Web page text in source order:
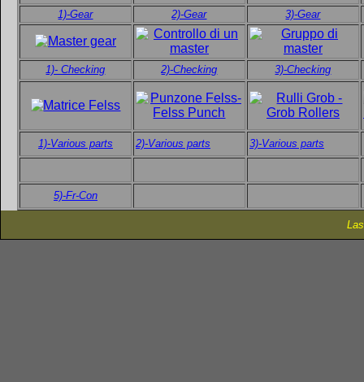
1)-Gear 2)-Gear 3)-Gear
1)- Checking 2)-Checking 3)-Checking
1)-Various parts 2)-Various parts 3)-Various parts
5)-Fr-Con